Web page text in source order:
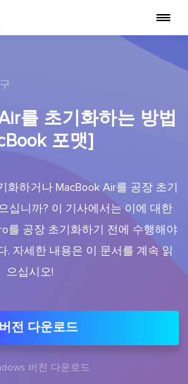
를 초기화하는 방법
포맷]
화하거나 MacBook Air를 공장 초기
십니까? 이 기사에서는 이에 대한
를 공장 초기화하기 전에 수행해야
. 자세한 내용은 이 문서를 계속 읽
으십시오!
전 다운로드
버전 다운로드